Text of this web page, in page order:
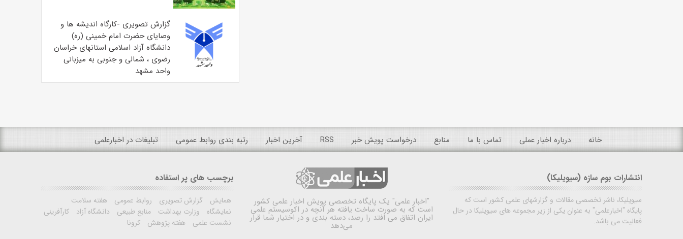
گزارش تصویری -کارگاه اندیشه ها و
وصایای حضرت امام خمینی (ره)
دانشگاه آزاد اسلامی استانهای خراسان
رضوی ، شمالی و جنوبی به میزبانی
واحد مشهد
خانه درباره اخبار عملی تماس با ما منابع درخواست پویش خبر RSS آخرین اخبار رتبه بندی روابط عمومی تبلیغات در اخبارعلمی
انتشارات بوم سازه (سیویلیکا)
سیویلیکا، ناشر تخصصی مقالات و گزارشهای علمی کشور است که
پایگاه "اخبارعلمی" به عنوان یکی از زیر مجموعه های سیویلیکا در حال
فعالیت می باشد.
"اخبار علمی" یک پایگاه تخصصی پویش اخبار علمی کشور
است که به صورت ساخت یافته هر آنچه در اکوسیستم علمی
ایران اتفاق می افتد را رصد، دسته بندی و در اختیار شما قرار
می‌دهد
برچسب های پر استفاده
همایش گزارش تصویری روابط عمومی
هفته سلامت
نمایشگاه
وزارت بهداشت منابع طبیعی دانشگاه آزاد
کارآفرینی
نشست علمی
هفته پژوهش کرونا